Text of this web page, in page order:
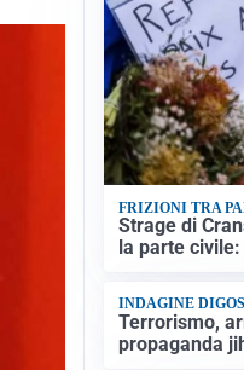
FRIZIONI TRA
Strage di
la parte
INDAGINE DIGOS
Terrorismo,
propaganda